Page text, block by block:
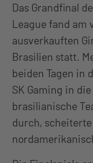
Das Grandfinal
League fand am
ausverkauften
Brasilien statt.
beiden Tagen in
SK Gaming in
brasilianische
durch,